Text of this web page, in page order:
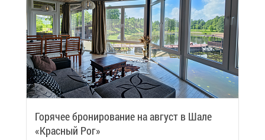
Го­ря­чее бро­ни­ро­ва­ние на ав­густ в Ша­ле
«Крас­ный Рог»